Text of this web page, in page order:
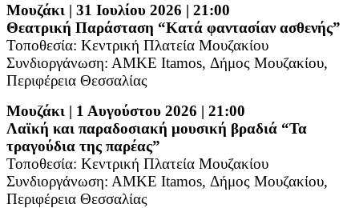
Μουζάκι | 31 Ιουλίου 2026 | 21:00
Θεατρική Παράσταση “Κατά φαντασίαν ασθενής”
Τοποθεσία: Κεντρική Πλατεία Μουζακίου
Συνδιοργάνωση: ΑΜΚΕ Itamos, Δήμος Μουζακίου,
Περιφέρεια Θεσσαλίας
Μουζάκι | 1 Αυγούστου 2026 | 21:00
Λαϊκή και παραδοσιακή μουσική βραδιά “Τα
τραγούδια της παρέας”
Τοποθεσία: Κεντρική Πλατεία Μουζακίου
Συνδιοργάνωση: ΑΜΚΕ Itamos, Δήμος Μουζακίου,
Περιφέρεια Θεσσαλίας